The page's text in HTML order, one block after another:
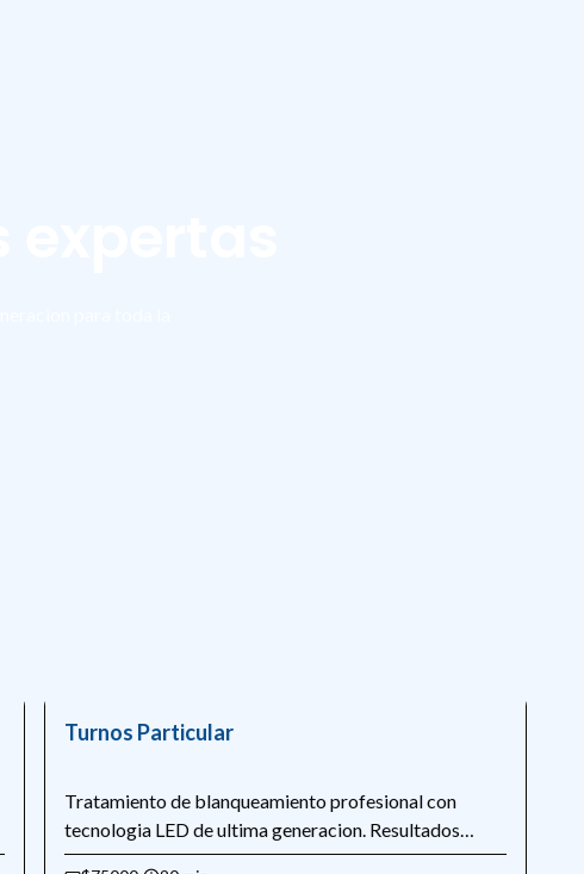
Turnos Particular
Tratamiento de blanqueamiento profesional con
tecnologia LED de ultima generacion. Resultados
visibles desde la primera sesion, hasta 8 tonos mas